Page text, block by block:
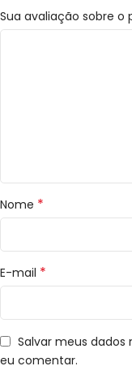
Sua avaliação sobre o
Nome *
E-mail *
Salvar meus
eu comentar.